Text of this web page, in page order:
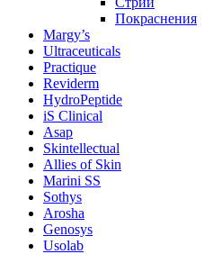
Покраснения
Margy’s
Ultraceuticals
Practique
Reviderm
HydroPeptide
iS Clinical
Asap
Skintellectual
Allies of Skin
Marini SS
Sothys
Arosha
Genosys
Usolab